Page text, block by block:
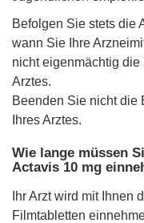
Befolgen Sie stets die
wann Sie Ihre
nicht eigenmächtig
Arztes.
Beenden Sie nicht die
Ihres Arztes.
Wie lange müssen
Actavis 10 mg
Ihr Arzt wird mit Ihnen
Filmtabletten